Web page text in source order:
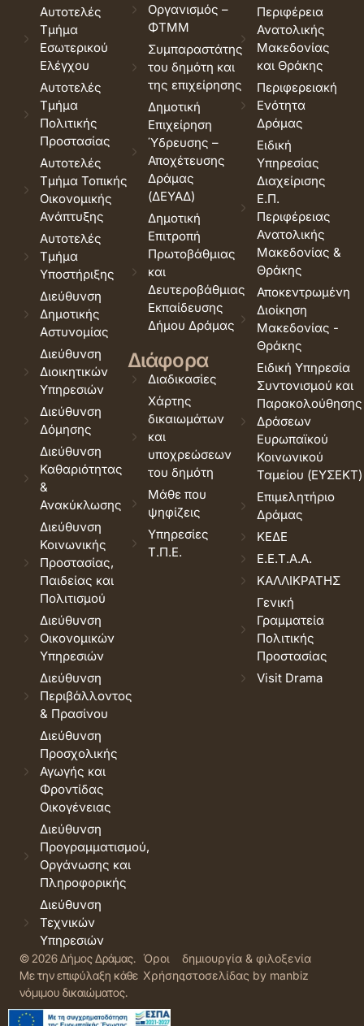
Αυτοτελές
Τμήμα
Εσωτερικού
Ελέγχου
Αυτοτελές
Τμήμα
Πολιτικής
Προστασίας
Αυτοτελές
Τμήμα Τοπικής
Οικονομικής
Ανάπτυξης
Αυτοτελές
Τμήμα
Υποστήριξης
Διεύθυνση
Δημοτικής
Αστυνομίας
Διεύθυνση
Διοικητικών
Υπηρεσιών
Διεύθυνση
Δόμησης
Διεύθυνση
Καθαριότητας
&
Ανακύκλωσης
Διεύθυνση
Κοινωνικής
Προστασίας,
Παιδείας και
Πολιτισμού
Διεύθυνση
Οικονομικών
Υπηρεσιών
Διεύθυνση
Περιβάλλοντος
& Πρασίνου
Διεύθυνση
Προσχολικής
Αγωγής και
Φροντίδας
Οικογένειας
Διεύθυνση
Προγραμματισμού,
Οργάνωσης και
Πληροφορικής
Διεύθυνση
Τεχνικών
Υπηρεσιών
Οργανισμός –
ΦΤΜΜ
Συμπαραστάτης
του δημότη και
της επιχείρησης
Δημοτική
Επιχείρηση
Ύδρευσης –
Αποχέτευσης
Δράμας
(ΔΕΥΑΔ)
Δημοτική
Επιτροπή
Πρωτοβάθμιας
και
Δευτεροβάθμιας
Εκπαίδευσης
Δήμου Δράμας
Διάφορα
Διαδικασίες
Χάρτης
δικαιωμάτων
και
υποχρεώσεων
του δημότη
Μάθε που
ψηφίζεις
Υπηρεσίες
Τ.Π.Ε.
Περιφέρεια
Ανατολικής
Μακεδονίας
και Θράκης
Περιφερειακή
Ενότητα
Δράμας
Ειδική
Υπηρεσίας
Διαχείρισης
Ε.Π.
Περιφέρειας
Ανατολικής
Μακεδονίας &
Θράκης
Αποκεντρωμένη
Διοίκηση
Μακεδονίας -
Θράκης
Ειδική Υπηρεσία
Συντονισμού και
Παρακολούθησης
Δράσεων
Ευρωπαϊκού
Κοινωνικού
Ταμείου (ΕΥΣΕΚΤ)
Επιμελητήριο
Δράμας
ΚΕΔΕ
Ε.Ε.Τ.Α.Α.
ΚΑΛΛΙΚΡΑΤΗΣ
Γενική
Γραμματεία
Πολιτικής
Προστασίας
Visit Drama
© 2026 Δήμος Δράμας.
Με την επιφύλαξη κάθε
νόμιμου δικαιώματος.
Όροι
Χρήσης
δημιουργία & φιλοξενία
ιστοσελίδας by manbiz